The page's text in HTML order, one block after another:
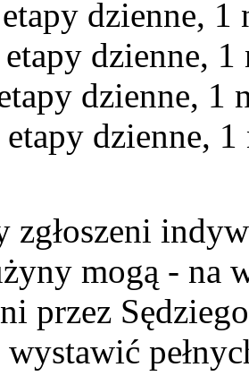
dzienne,
dzienne,
dzienne,
dzienne,
zgłoszeni
mogą - na
przez